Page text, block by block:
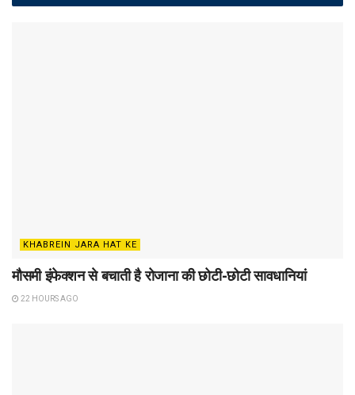
KHABREIN JARA HAT KE
मौसमी इंफेक्शन से बचाती है रोजाना की छोटी-छोटी सावधानियां
22 HOURS AGO